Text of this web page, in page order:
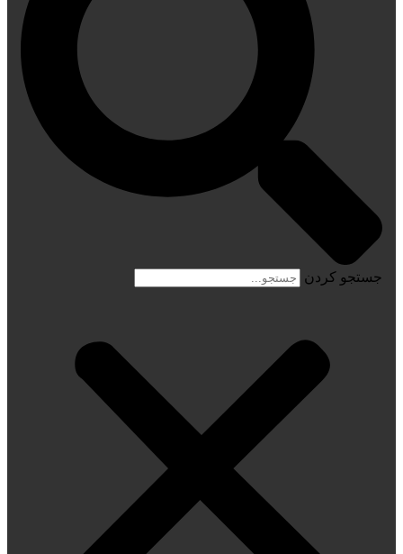
جستجو کردن